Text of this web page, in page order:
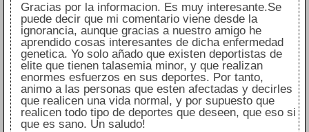
Gracias por la informacion. Es muy interesante.Se
puede decir que mi comentario viene desde la
ignorancia, aunque gracias a nuestro amigo he
aprendido cosas interesantes de dicha enfermedad
genetica. Yo solo añado que existen deportistas de
elite que tienen talasemia minor, y que realizan
enormes esfuerzos en sus deportes. Por tanto,
animo a las personas que esten afectadas y decirles
que realicen una vida normal, y por supuesto que
realicen todo tipo de deportes que deseen, que eso si
que es sano. Un saludo!